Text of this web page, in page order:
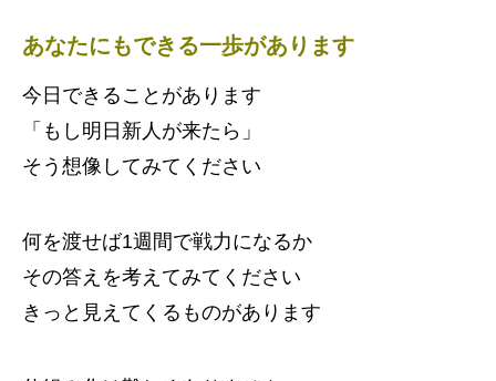
あなたにもできる一歩があります
今日できることがあります
「もし明日新人が来たら」
そう想像してみてください
何を渡せば1週間で戦力になるか
その答えを考えてみてください
きっと見えてくるものがあります